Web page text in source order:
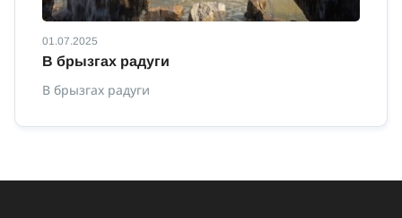
01.07.2025
В брызгах радуги
В брызгах радуги